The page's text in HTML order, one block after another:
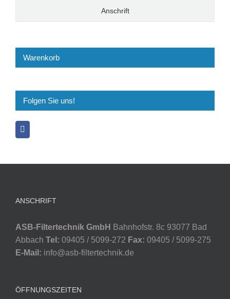
Anschrift
Warenkorb
Folgen Sie uns!
ANSCHRIFT
ASB-Filtertechnik GmbH
Bahnhofstr. 8c 93077 Bad
Abbach Tel: 09405 / 5099-272 Fax: 09405 / 5099-275
E-Mail: info@asb-filtertechnik.de
ÖFFNUNGSZEITEN